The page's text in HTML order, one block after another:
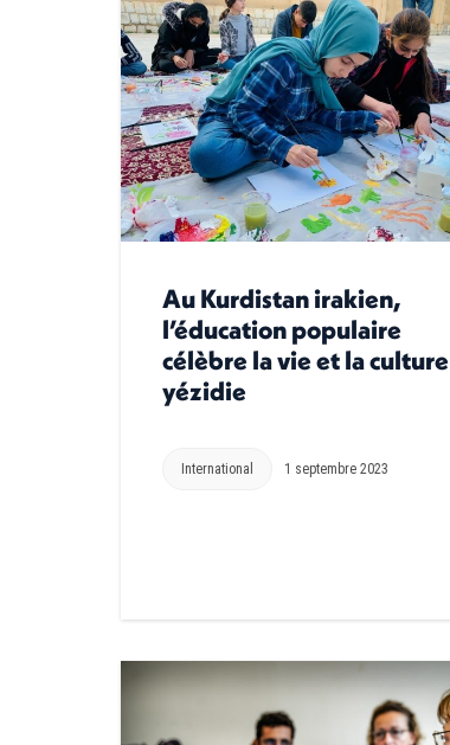
Au Kurdistan irakien,
l’éducation populaire
célèbre la vie et la culture
yézidie
International 1 septembre 2023